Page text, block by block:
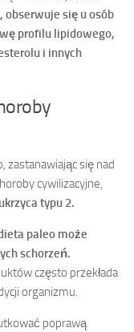
obserwuje się u osób
profilu lipidowego,
i innych
zastanawiając się nad
cywilizacyjne,
typu 2.
paleo może
schorzeń.
często przekłada
organizmu.
poprawą